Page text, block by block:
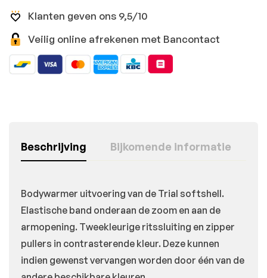
Klanten geven ons 9,5/10
Veilig online afrekenen met Bancontact
Beschrijving Bijkomende informatie
Bodywarmer uitvoering van de Trial softshell.
Elastische band onderaan de zoom en aan de
armopening. Tweekleurige ritssluiting en zipper
pullers in contrasterende kleur. Deze kunnen
indien gewenst vervangen worden door één van de